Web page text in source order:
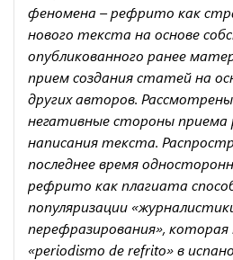
феномена – рефрито как
нового текста на основе
опубликованного ранее
прием создания статей на
других авторов.
негативные стороны приема
написания текста.
последнее время
рефрито как плагиата
популяризации
перефразирования», которая
«periodismo de refrito» в